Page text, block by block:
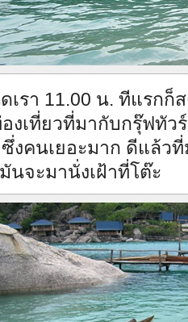
รา 11.00 น. ทีแรกก็
งเที่ยวที่มากับกรุ๊ฟทัว
งคนเยอะมาก ดีแล้ว
นจะมานั่งเฝ้าที่โต๊ะ